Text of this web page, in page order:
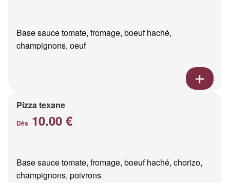
Base sauce tomate, fromage, boeuf haché,
champignons, oeuf
Pizza texane
Dès 10.00 €
Base sauce tomate, fromage, boeuf haché, chorizo,
champignons, poivrons